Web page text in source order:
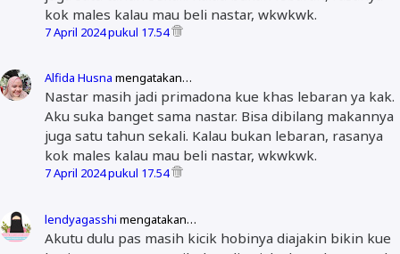
kok males kalau mau beli nastar, wkwkwk.
7 April 2024 pukul 17.54
Alfida Husna mengatakan…
Nastar masih jadi primadona kue khas lebaran ya kak.
Aku suka banget sama nastar. Bisa dibilang makannya
juga satu tahun sekali. Kalau bukan lebaran, rasanya
kok males kalau mau beli nastar, wkwkwk.
7 April 2024 pukul 17.54
lendyagasshi mengatakan…
Akutu dulu pas masih kicik hobinya diajakin bikin kue